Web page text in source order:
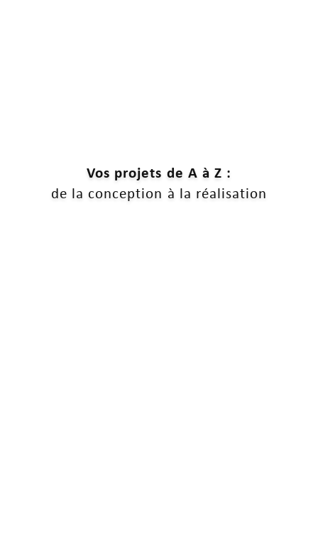
Vos projets de A à Z :
de la conception à la réalisation